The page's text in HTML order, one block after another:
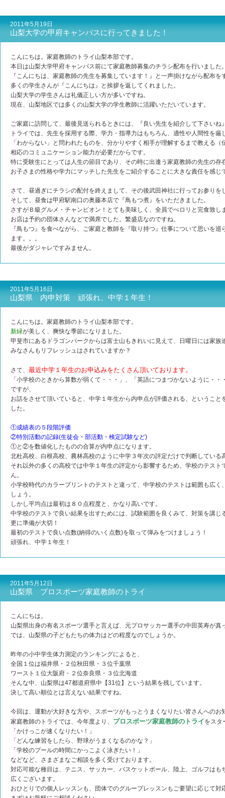
2011年5月19日
山梨大学の甲府キャンパスに行ってきました！
こんにちは。家庭教師のトライ山梨本部です。
本日は山梨大学甲府キャンパス前にて家庭教師募集のチラシ配布を行いました
『こんにちは、家庭教師の先生を募集しています！』と一声掛けながら配布を
多くの学生さんが『こんにちは』と挨拶を返してくれました。
山梨大学の学生さんは礼儀正しい方が多いですね。
現在、山梨地区では多くの山梨大学の学生教師に活躍いただいています。
ご家庭に訪問して、最後見送られるときには、『良い先生を紹介して下さいね
トライでは、先生を採用する際、学力・指導力はもちろん、適性や人間性を厳
「わからない」と問われたものを、分かりやすく相手が理解するまで教える（
相応のコミュニケーション能力が必要だからです。
特に受験生にとっては人生の節目であり、その時に出逢う家庭教師の先生の存
お子さまの性格や学力にマッチした先生をご紹介することに大きな責任を感じ
さて、昼過ぎにチラシの配付を終えまして、その後武田神社に行ってお参りを
そして、昼食は甲府駅南口の奥藤本店で『鳥もつ煮』をいただきました。
さすがＢ級グルメ・チャンピオン！とても美味しく、全員でぺロリと完食致し
お店は予約の団体さんなどで満席でした。繁盛店なのですね。
『鳥もつ』を食べながら、ご家庭と教師を『取り持つ』仕事について思いを
ます。。。
最後がダジャレですみません。
2011年5月16日
山梨県 内申対策 頑張れ、中学１年生！
こんにちは。家庭教師のトライ山梨本部です。
新緑が美しく、爽快な季節になりました。
甲斐市にあるドラゴンパークからは富士山もきれいに見えて、日曜日には家族
みなさんもリフレッシュはされていますか？
さて、 最近中学１年生のお申込みをたくさん頂いております。
「小学校のときから算数が弱くて・・・」、「英語につまづかないように・
ですが、
お話をさせて頂いていると、中学１年生から内申点が評価される、というこ
した。
①成績表の５段階評価
②特別活動の記録(生徒会・部活動・検定試験など)
①と②を数値化したものの合算が内申点になります。
北杜高校、白根高校、農林高校のように中学３年次の評定だけで判断している
それ以外の多くの高校では中学１年生の評定から影響するため、学校のテス
ん。
小学校時代のカラープリントのテストと違って、中学校のテストは範囲も広
しょう。
しかし平均点は最初は８０点程度と、かなり高いです。
中学校のテストで良い結果を出すためには、試験範囲を良くみて、対策を講じ
更に準備が大切！
最初のテストで良い点数(納得のいく点数)を取って弾みをつけましょう！
頑張れ、中学１年生！
2011年5月12日
山梨県 プロスポーツ家庭教師のトライ
こんにちは。
山梨県出身の有名スポーツ選手と言えば、元プロサッカー選手の中田英寿が真
では、山梨県の子どもたちの体力はどの程度なのでしょうか。
昨年の小中学生体力測定のランキングによると、
全国１位は福井県・２位秋田県・３位千葉県
ワースト１位大阪府・２位奈良県・３位北海道
そんな中、山梨県は47都道府県中【31位】という結果を残しています。
決して高い順位とは言えない結果ですね。
今回は、運動が大好きな方や、スポーツがもっとうまくなりたい皆さんへのお
家庭教師のトライでは、今年度より、 プロスポーツ家庭教師のトライをスタ
「かけっこが速くなりたい！」
「どんな練習をしたら、野球がうまくなるのかな？」
「学校のプールの時間にかっこよく泳ぎたい！」
などなど、さまざまなご相談を多く受けております。
対応可能な種目は、テニス、サッカー、バスケットボール、陸上、ゴルフは
広くございます。
おひとりでの個人レッスンも、団体でのグループレッスンもご要望に応じて対